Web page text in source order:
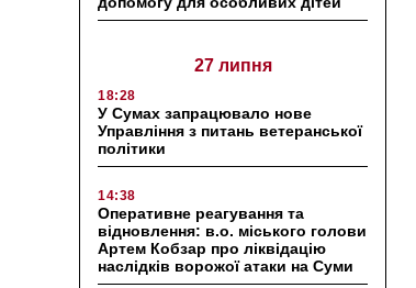
27 липня
18:28
У Сумах запрацювало нове
Управління з питань ветеранської
політики
14:38
Оперативне реагування та
відновлення: в.о. міського голови
Артем Кобзар про ліквідацію
наслідків ворожої атаки на Суми